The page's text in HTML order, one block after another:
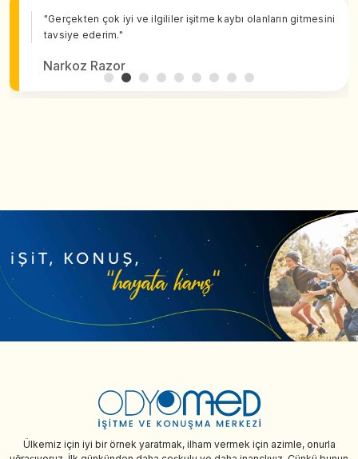
"Gerçekten çok iyi ve ilgililer işitme kaybı olanların gitmesini
tavsiye ederim."
Narkoz Razor
Ülkemiz için iyi bir örnek yaratmak, ilham vermek için azimle, onurla
uğraşıyoruz. İlk günkünden daha coşkulu ve daha inançlıyız. Çünkü bunun